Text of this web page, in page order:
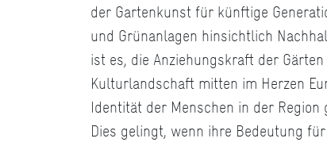
der Gartenkunst für künftige
und Grünanlagen hinsichtlich
ist es, die Anziehungskraft der
Kulturlandschaft mitten im Herzen
Identität der Menschen in der Region
Dies gelingt, wenn ihre Bedeutung